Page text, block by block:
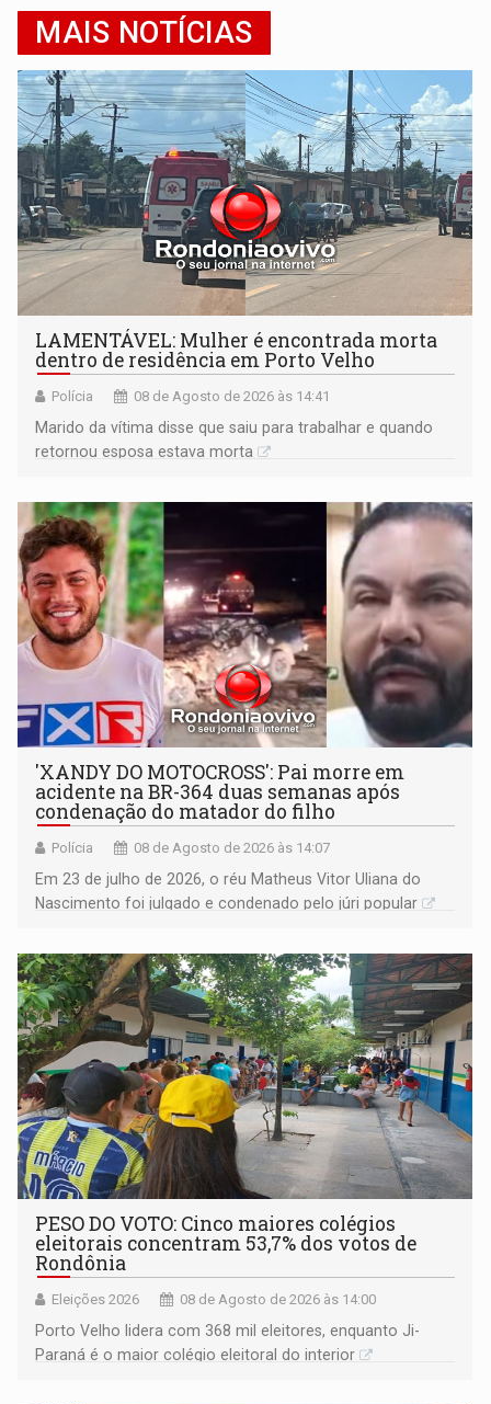
MAIS NOTÍCIAS
LAMENTÁVEL: Mulher é encontrada morta
dentro de residência em Porto Velho
Polícia 08 de Agosto de 2026 às 14:41
Marido da vítima disse que saiu para trabalhar e quando
retornou esposa estava morta
'XANDY DO MOTOCROSS': Pai morre em
acidente na BR-364 duas semanas após
condenação do matador do filho
Polícia 08 de Agosto de 2026 às 14:07
Em 23 de julho de 2026, o réu Matheus Vitor Uliana do
Nascimento foi julgado e condenado pelo júri popular
PESO DO VOTO: Cinco maiores colégios
eleitorais concentram 53,7% dos votos de
Rondônia
Eleições 2026 08 de Agosto de 2026 às 14:00
Porto Velho lidera com 368 mil eleitores, enquanto Ji-
Paraná é o maior colégio eleitoral do interior